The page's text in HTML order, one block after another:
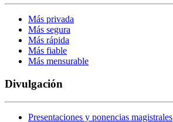
Más privada
Más segura
Más rápida
Más fiable
Más mensurable
Divulgación
Presentaciones y ponencias magistrales